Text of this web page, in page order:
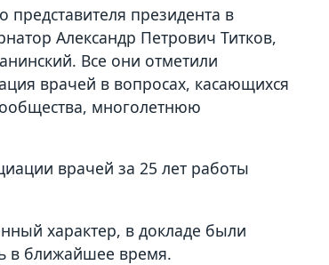
представителя президента в
Александр Петрович Титков,
Все они отметили
врачей в вопросах, касающихся
многолетнюю
врачей за 25 лет работы
характер, в докладе были
в ближайшее время.